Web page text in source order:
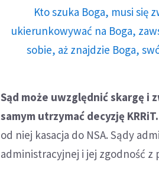
Kto szuka Boga, musi się
ukierunkowywać na Boga,
sobie, aż znajdzie Boga,
Sąd może uwzględnić skargę i
samym utrzymać decyzję KRRiT.
od niej kasacja do NSA. Sądy
administracyjnej i jej zgodność z